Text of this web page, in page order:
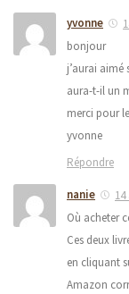
yvonne
bonjour
j’aurai aimé
aura-t-il un
merci pour
yvonne
Répondre
nanie
Où acheter
Ces deux
en cliquant
Amazon